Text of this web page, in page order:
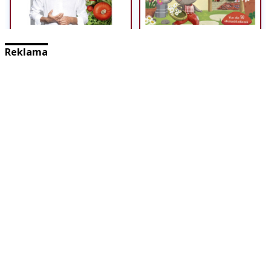
Reklama